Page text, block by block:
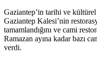
Gaziantep’in tarihi ve kültürel
Gaziantep Kalesi’nin
tamamlandığını ve cami
Ramazan ayına kadar bazı
verdi.